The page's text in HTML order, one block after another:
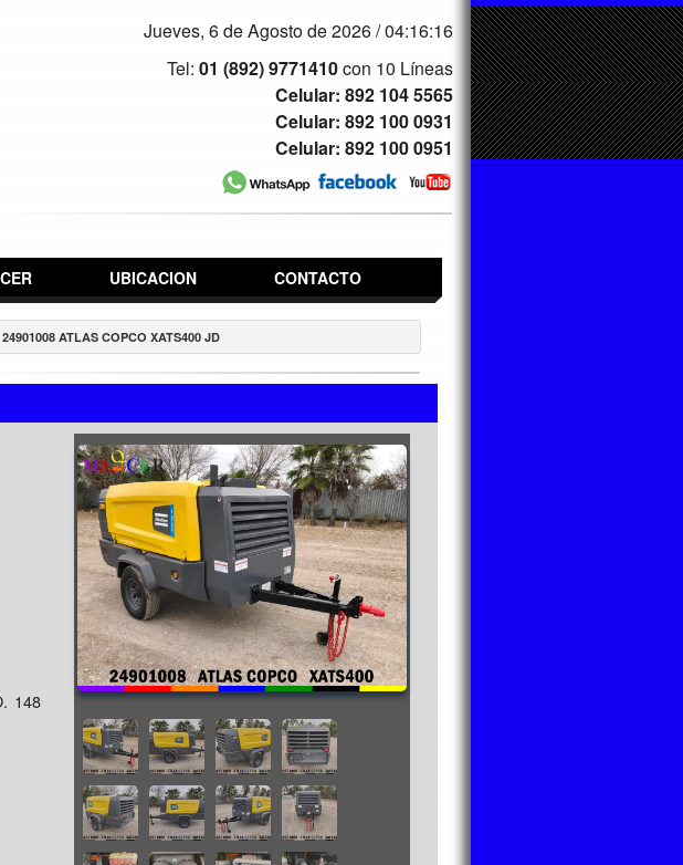
Jueves, 6 de Agosto de 2026 /04:16:16
Tel:01 (892) 9771410con 10 Líneas
Celular: 892 104 5565
Celular: 892 100 0931
Celular: 892 100 0951
UBICACION CONTACTO
24901008 ATLAS COPCO XATS400 JD
148